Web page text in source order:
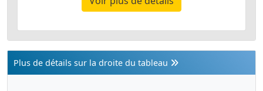
Plus de détails sur la droite du tableau